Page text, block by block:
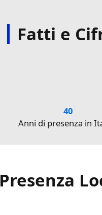
Fatti e
40
Anni di presenza in
Presenza